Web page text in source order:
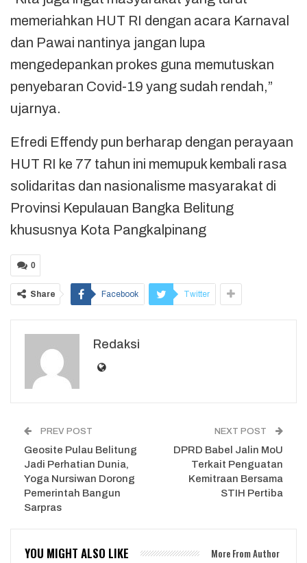
memeriahkan HUT RI dengan acara Karnaval
dan Pawai nantinya jangan lupa
mengedepankan prokes guna memutuskan
penyebaran Covid-19 yang sudah rendah,”
ujarnya.
Efredi Effendy pun berharap dengan perayaan
HUT RI ke 77 tahun ini memupuk kembali rasa
solidaritas dan nasionalisme masyarakat di
Provinsi Kepulauan Bangka Belitung
khususnya Kota Pangkalpinang
0
Share Facebook Twitter
Redaksi
PREV POST
Geosite Pulau Belitung
Jadi Perhatian Dunia,
Yoga Nursiwan Dorong
Pemerintah Bangun
Sarpras
NEXT POST
DPRD Babel Jalin MoU
Terkait Penguatan
Kemitraan Bersama
STIH Pertiba
YOU MIGHT ALSO LIKE More From Author